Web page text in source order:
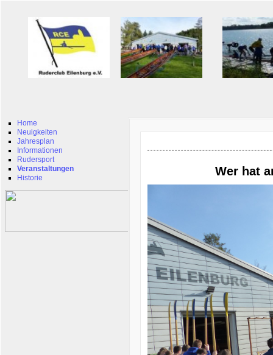
Home
Neuigkeiten
Jahresplan
Informationen
Rudersport
Veranstaltungen
Historie
Wer hat